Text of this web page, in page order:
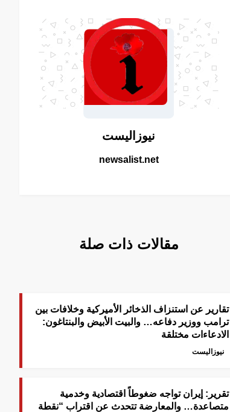
نيوزاليست
newsalist.net
مقالات ذات صلة
تقارير عن استنزاف الذخائر الأميركية وخلافات بين
ترامب ووزير دفاعه… والبيت الأبيض والبنتاغون:
الادعاءات مختلقة
نيوزاليست
تقرير: إيران تواجه ضغوطاً اقتصادية وخدمية
متصاعدة… والمعارضة تتحدث عن اقتراب “نقطة